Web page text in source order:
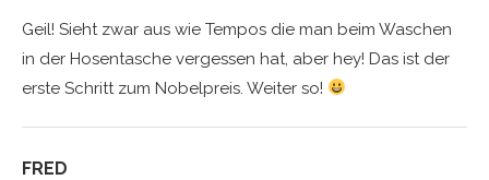
Geil! Sieht zwar aus wie Tempos die man beim Waschen
in der Hosentasche vergessen hat, aber hey! Das ist der
erste Schritt zum Nobelpreis. Weiter so!
FRED